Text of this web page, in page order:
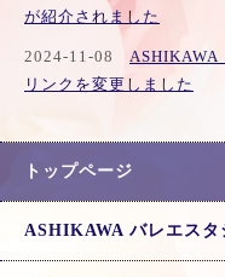
が紹介されました
2024-11-08
リンクを変更しました
トップページ
ASHIKAWA バレエス